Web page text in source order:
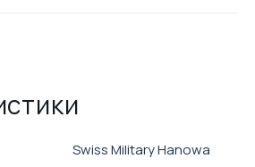
Swiss Military Hanowa